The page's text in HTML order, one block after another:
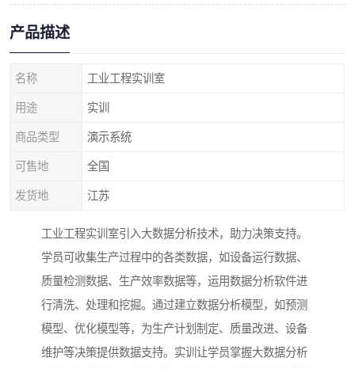
产品描述
名称 工业工程实训室
用途 实训
商品类型 演示系统
可售地 全国
发货地 江苏
工业工程实训室引入大数据分析技术，助力决策支持。
学员可收集生产过程中的各类数据，如设备运行数据、
质量检测数据、生产效率数据等，运用数据分析软件进
行清洗、处理和挖掘。通过建立数据分析模型，如预测
模型、优化模型等，为生产计划制定、质量改进、设备
维护等决策提供数据支持。实训让学员掌握大数据分析